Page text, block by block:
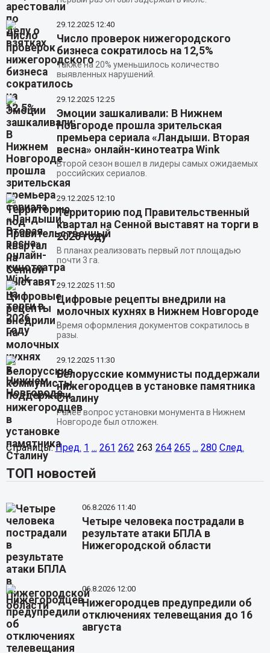
29.12.2025 12:40
Число проверок нижегородского
бизнеса сократилось на 12,5%
Также на 20% уменьшилось количество
выявленных нарушений.
29.12.2025 12:25
Эмоции зашкаливали: В Нижнем
Новгороде прошла зрительская
премьера сериала «Ландыши. Вторая
весна» онлайн-кинотеатра Wink
Второй сезон вошел в лидеры самых ожидаемых
российских сериалов.
29.12.2025 12:10
Территорию под Правительственный
квартал на Сенной выставят на торги в
2026 году
В планах реализовать первый лот площадью
почти 3 га.
29.12.2025 11:50
Цифровые рецепты внедрили на
молочных кухнях в Нижнем Новгороде
Время оформления документов сократилось в
разы.
29.12.2025 11:30
Белорусские коммунисты поддержали
нижегородцев в установке памятника
Сталину
Ранее вопрос установки монумента в Нижнем
Новгороде был отложен.
Страницы: Пред. 1 ... 261 262 263 264 265 ... 280 След.
ТОП новостей
06.8.2026 11:40
Четыре человека пострадали в
результате атаки БПЛА в
Нижегородской области
06.8.2026 12:00
Нижегородцев предупредили об
отключениях телевещания до 16
августа